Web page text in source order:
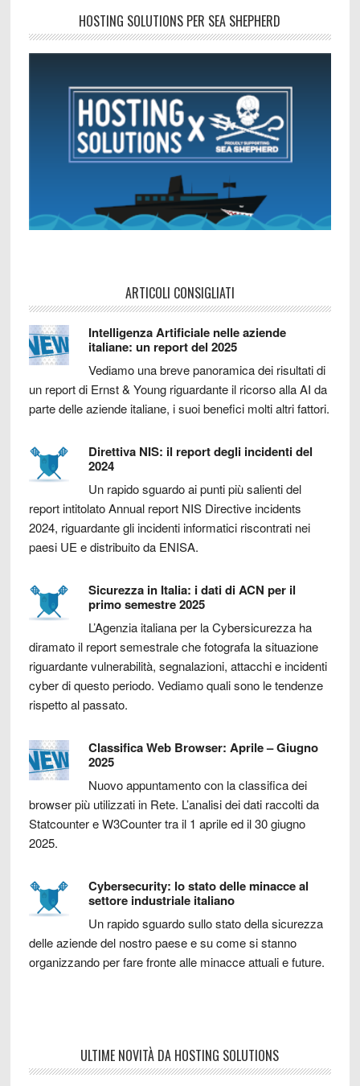
HOSTING SOLUTIONS PER SEA SHEPHERD
ARTICOLI CONSIGLIATI
Intelligenza Artificiale nelle aziende
italiane: un report del 2025
Vediamo una breve panoramica dei risultati di
un report di Ernst & Young riguardante il ricorso alla AI da
parte delle aziende italiane, i suoi benefici molti altri fattori.
Direttiva NIS: il report degli incidenti del
2024
Un rapido sguardo ai punti più salienti del
report intitolato Annual report NIS Directive incidents
2024, riguardante gli incidenti informatici riscontrati nei
paesi UE e distribuito da ENISA.
Sicurezza in Italia: i dati di ACN per il
primo semestre 2025
L’Agenzia italiana per la Cybersicurezza ha
diramato il report semestrale che fotografa la situazione
riguardante vulnerabilità, segnalazioni, attacchi e incidenti
cyber di questo periodo. Vediamo quali sono le tendenze
rispetto al passato.
Classifica Web Browser: Aprile – Giugno
2025
Nuovo appuntamento con la classifica dei
browser più utilizzati in Rete. L’analisi dei dati raccolti da
Statcounter e W3Counter tra il 1 aprile ed il 30 giugno
2025.
Cybersecurity: lo stato delle minacce al
settore industriale italiano
Un rapido sguardo sullo stato della sicurezza
delle aziende del nostro paese e su come si stanno
organizzando per fare fronte alle minacce attuali e future.
ULTIME NOVITÀ DA HOSTING SOLUTIONS